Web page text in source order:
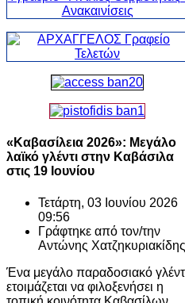
«Καβασίλεια 2026»: Μεγάλο
λαϊκό γλέντι στην Καβάσιλα
στις 19 Ιουνίου
Τετάρτη, 03 Ιουνίου 2026
09:56
Γράφτηκε από τον/την
Αντώνης Χατζηκυριακίδης
Ένα μεγάλο παραδοσιακό
ετοιμάζεται να φιλοξενήσει η